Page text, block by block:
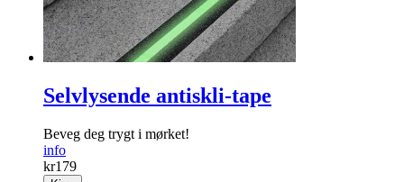
Selvlysende antiskli-tape
Beveg deg trygt i mørket!
info
kr179